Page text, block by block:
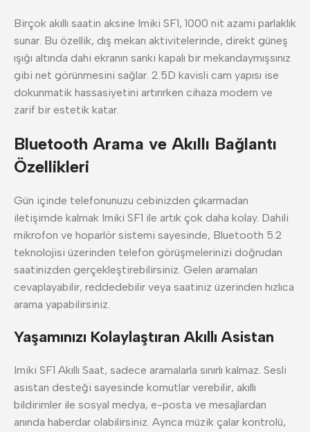
Birçok akıllı saatin aksine Imiki SF1, 1000 nit azami parlaklık
sunar. Bu özellik, dış mekan aktivitelerinde, direkt güneş
ışığı altında dahi ekranın sanki kapalı bir mekandaymışsınız
gibi net görünmesini sağlar. 2.5D kavisli cam yapısı ise
dokunmatik hassasiyetini artırırken cihaza modern ve
zarif bir estetik katar.
Bluetooth Arama ve Akıllı Bağlantı
Özellikleri
Gün içinde telefonunuzu cebinizden çıkarmadan
iletişimde kalmak Imiki SF1 ile artık çok daha kolay. Dahili
mikrofon ve hoparlör sistemi sayesinde, Bluetooth 5.2
teknolojisi üzerinden telefon görüşmelerinizi doğrudan
saatinizden gerçekleştirebilirsiniz. Gelen aramaları
cevaplayabilir, reddedebilir veya saatiniz üzerinden hızlıca
arama yapabilirsiniz.
Yaşamınızı Kolaylaştıran Akıllı Asistan
Imiki SF1 Akıllı Saat, sadece aramalarla sınırlı kalmaz. Sesli
asistan desteği sayesinde komutlar verebilir, akıllı
bildirimler ile sosyal medya, e-posta ve mesajlardan
anında haberdar olabilirsiniz. Ayrıca müzik çalar kontrolü,